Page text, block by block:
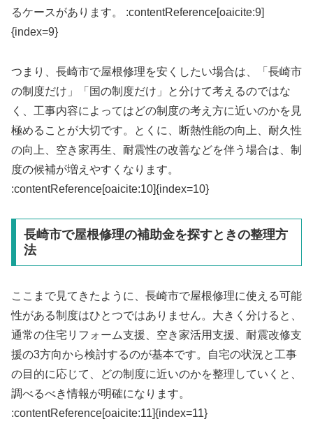
るケースがあります。 :contentReference[oaicite:9]
{index=9}
つまり、長崎市で屋根修理を安くしたい場合は、「長崎市
の制度だけ」「国の制度だけ」と分けて考えるのではな
く、工事内容によってはどの制度の考え方に近いのかを見
極めることが大切です。とくに、断熱性能の向上、耐久性
の向上、空き家再生、耐震性の改善などを伴う場合は、制
度の候補が増えやすくなります。
:contentReference[oaicite:10]{index=10}
長崎市で屋根修理の補助金を探すときの整理方
法
ここまで見てきたように、長崎市で屋根修理に使える可能
性がある制度はひとつではありません。大きく分けると、
通常の住宅リフォーム支援、空き家活用支援、耐震改修支
援の3方向から検討するのが基本です。自宅の状況と工事
の目的に応じて、どの制度に近いのかを整理していくと、
調べるべき情報が明確になります。
:contentReference[oaicite:11]{index=11}